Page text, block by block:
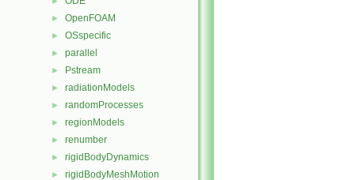
► OpenFOAM
► OSspecific
► parallel
► Pstream
► radiationModels
► randomProcesses
► regionModels
► renumber
► rigidBodyDynamics
► rigidBodyMeshMotion